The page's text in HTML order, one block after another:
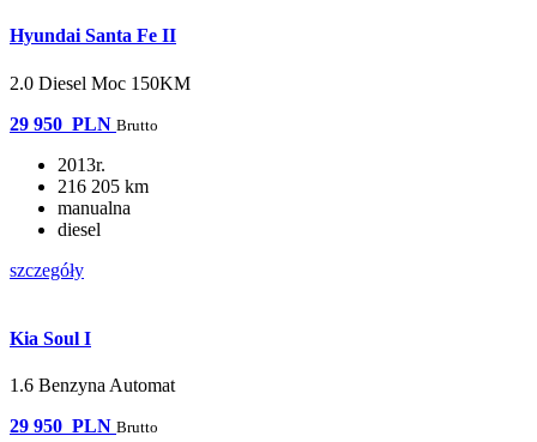
Hyundai Santa Fe II
2.0 Diesel Moc 150KM
29 950 PLN Brutto
2013r.
216 205 km
manualna
diesel
szczegóły
Kia Soul I
1.6 Benzyna Automat
29 950 PLN Brutto